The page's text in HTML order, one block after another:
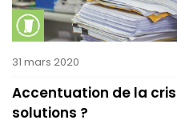
31 mars 2020
Accentuation de la
solutions ?